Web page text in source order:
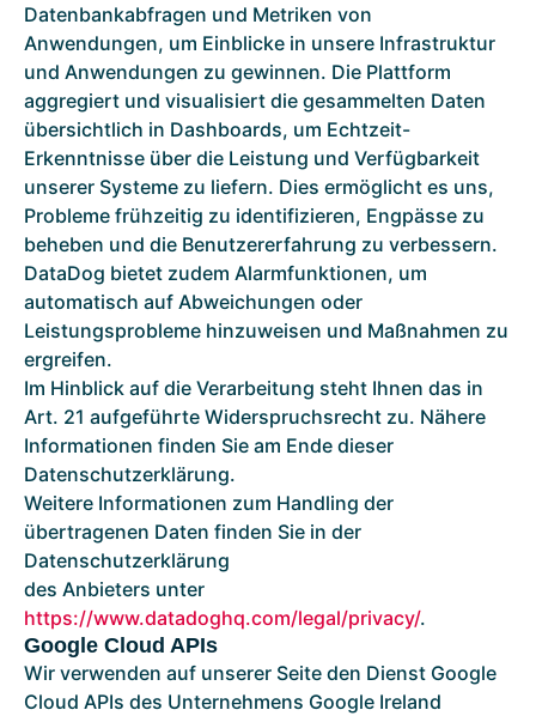
Datenbankabfragen und Metriken von
Anwendungen, um Einblicke in unsere Infrastruktur
und Anwendungen zu gewinnen. Die Plattform
aggregiert und visualisiert die gesammelten Daten
übersichtlich in Dashboards, um Echtzeit-
Erkenntnisse über die Leistung und Verfügbarkeit
unserer Systeme zu liefern. Dies ermöglicht es uns,
Probleme frühzeitig zu identifizieren, Engpässe zu
beheben und die Benutzererfahrung zu verbessern.
DataDog bietet zudem Alarmfunktionen, um
automatisch auf Abweichungen oder
Leistungsprobleme hinzuweisen und Maßnahmen zu
ergreifen.
Im Hinblick auf die Verarbeitung steht Ihnen das in
Art. 21 aufgeführte Widerspruchsrecht zu. Nähere
Informationen finden Sie am Ende dieser
Datenschutzerklärung.
Weitere Informationen zum Handling der
übertragenen Daten finden Sie in der
Datenschutzerklärung
des Anbieters unter
https://www.datadoghq.com/legal/privacy/.
Google Cloud APIs
Wir verwenden auf unserer Seite den Dienst Google
Cloud APIs des Unternehmens Google Ireland